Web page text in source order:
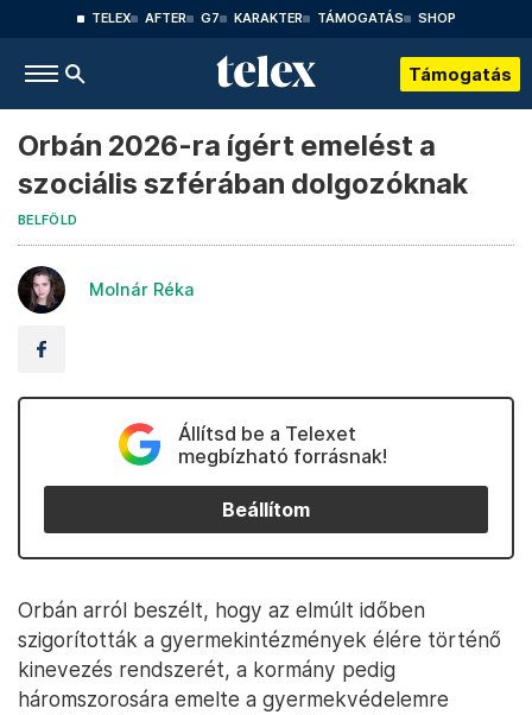
TELEX AFTER G7 KARAKTER TÁMOGATÁS SHOP
Támogatás
Orbán 2026-ra ígért emelést a
szociális szférában dolgozóknak
BELFÖLD
Molnár Réka
Állítsd be a Telexet
megbízható forrásnak!
Beállítom
Orbán arról beszélt, hogy az elmúlt időben
szigorították a gyermekintézmények élére történő
kinevezés rendszerét, a kormány pedig
háromszorosára emelte a gyermekvédelemre